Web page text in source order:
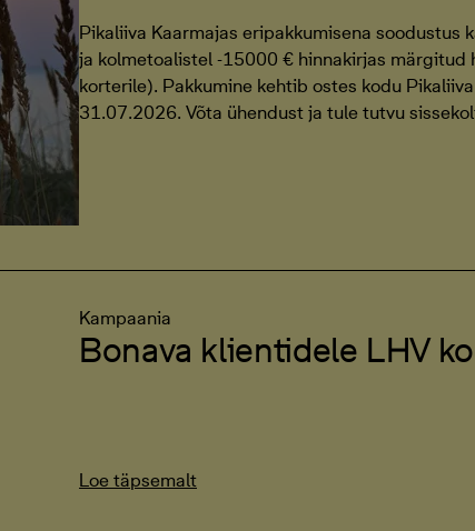
Pikaliiva Kaarmajas eripakkumisena
ja kolmetoalistel -15000 € hinnakirjas märgitud
korterile). Pakkumine kehtib ostes kodu
31.07.2026. Võta ühendust ja tule tutvu
Kampaania
Bonava klientidele LHV
Loe täpsemalt